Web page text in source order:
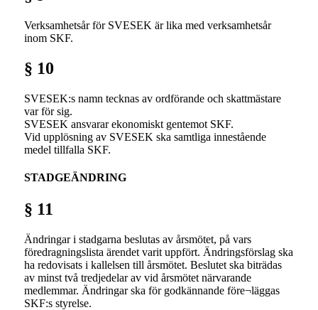
Verksamhetsår för SVESEK är lika med verksamhetsår
inom SKF.
§ 10
SVESEK:s namn tecknas av ordförande och skattmästare
var för sig.
SVESEK ansvarar ekonomiskt gentemot SKF.
Vid upplösning av SVESEK ska samtliga innestående
medel tillfalla SKF.
STADGEÄNDRING
§ 11
Ändringar i stadgarna beslutas av årsmötet, på vars
föredragningslista ärendet varit uppfört. Ändringsförslag ska
ha redovisats i kallelsen till årsmötet. Beslutet ska biträdas
av minst två tredjedelar av vid årsmötet närvarande
medlemmar. Ändringar ska för godkännande före¬läggas
SKF:s styrelse.